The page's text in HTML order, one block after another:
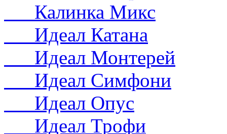
Калинка Микс
Идеал Катана
Идеал Монтерей
Идеал Симфони
Идеал Опус
Идеал Трофи